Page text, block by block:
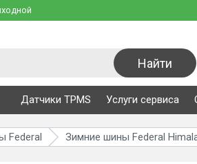
Найти
Датчики TPMS Услуги сервиса
Federal Зимние шины Federal